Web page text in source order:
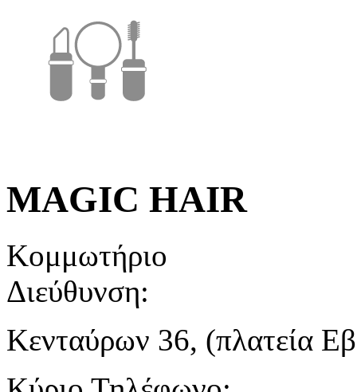
MAGIC HAIR
Κομμωτήριο
Διεύθυνση:
Κενταύρων 36, (πλατεία